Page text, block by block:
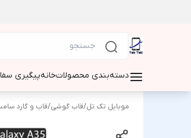
دسته‌بندی محصولاتخانهپیگیری
موبایل تک تل/قاب گوشی/قاب و گارد